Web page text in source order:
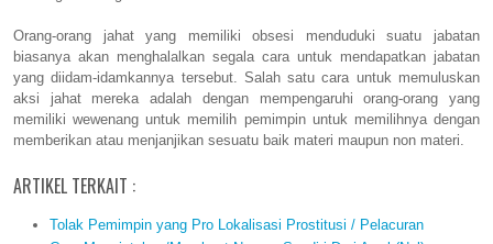
Orang-orang jahat yang memiliki obsesi menduduki suatu jabatan
biasanya akan menghalalkan segala cara untuk mendapatkan jabatan
yang diidam-idamkannya tersebut. Salah satu cara untuk memuluskan
aksi jahat mereka adalah dengan mempengaruhi orang-orang yang
memiliki wewenang untuk memilih pemimpin untuk memilihnya dengan
memberikan atau menjanjikan sesuatu baik materi maupun non materi.
ARTIKEL TERKAIT :
Tolak Pemimpin yang Pro Lokalisasi Prostitusi / Pelacuran